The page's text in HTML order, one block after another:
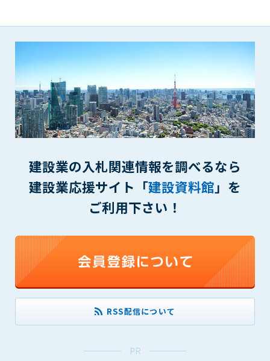
建設業の入札関連情報を調べるなら
建設業応援サイト「建設資料館」を
ご利用下さい！
RSS配信について
PR
(6) 管理者が承認していない営利を目的とした行為
(9) その他、法律に反する行為
(10) 建設資料館から知り得た情報及びダウンロードした情報
を、営利を目的として第三者に転売し、または転売のため
に第三者に提供すること
第7条（登録内容の削除）
恐れのあるものは、会員の承諾なく削除できるものとします。
(1) 登録されている情報が、第6条の定める禁止事項に該当する
と管理者が、判断した場合
(2) 建設資料館の運営および保守管理上、必要と判断した場合
(3) 広告掲載料金の支払が遅延した場合
第8条（サービスの変更・中止等）
管理者は、会員の承諾なく、本サービス内容の変更(新規追加、
廃止を含み)し、本サービスの運営を中止または廃止することが
できるものとします。これに起因する会員または他の第三者が
被った損害について管理者は､一切の責任をも負わないものと
します。
会員の氏名、住所、性別、年齢、メールアドレスその他本サー